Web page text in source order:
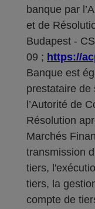
banque par
et de
Budapest -
09 ; https://
Banque est
prestataire de
l’Autorité de
Résolution
Marchés
transmission
tiers,
tiers, la
compte de